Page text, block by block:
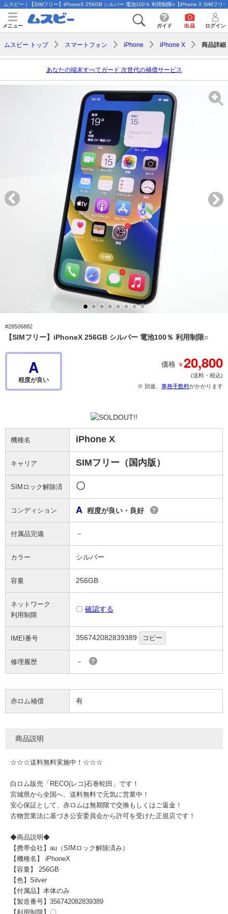
ムスビー｜【SIMフリー】iPhoneX 256GB シルバー 電池100％ 利用制限○【iPhone X SIMフリ
メニュー ガイド 出品 ログイン
ムスビー トップ スマートフォン iPhone iPhone X 商品詳細
あなたの端末すべてガード 次世代の補償サービス
#28506882
【SIMフリー】iPhoneX 256GB シルバー 電池100％ 利用制限○
A
程度が良い
価格 ￥20,800
(送料・税込)
※ 別途、 事務手数料がかかります
機種名 iPhone X
キャリア SIMフリー（国内版）
SIMロック解除済 〇
コンディション A 程度が良い・良好 ?
付属品完備 －
カラー シルバー
容量 256GB
ネットワーク
利用制限
〇 確認する
IMEI番号 356742082839389 コピー
修理履歴 － ?
赤ロム補償 有
商品説明
☆☆☆送料無料実施中！☆☆☆
白ロム販売「RECO(レコ)石巻蛇田」です！
宮城県から全国へ、送料無料で元気に営業中！
安心保証として、赤ロムは無期限で交換もしくはご返金！
古物営業法に基づき公安委員会から許可を受けた正規店です！
◆商品説明◆
【携帯会社】au（SIMロック解除済み）
【機種名】 iPhoneX
【容量】 256GB
【色】Silver
【付属品】本体のみ
【製造番号】356742082839389
【利用制限】〇